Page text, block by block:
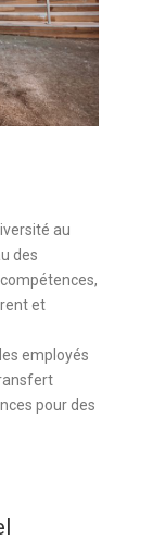
au
des
et
employés
pour des